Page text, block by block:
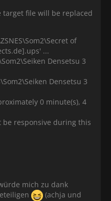
target file will be replaced
of
...
Densetsu 3
Densetsu 3
0 minute(s), 4
be responsive during this
mich zu dank
(achja und